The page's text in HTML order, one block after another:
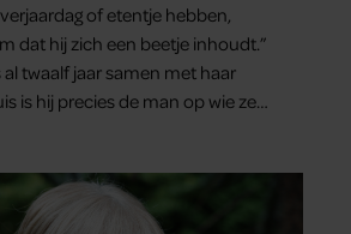
of etentje hebben,
dat hij zich een beetje inhoudt.”
twaalf jaar samen met haar
is hij precies de man op wie ze
de mensen zijn.